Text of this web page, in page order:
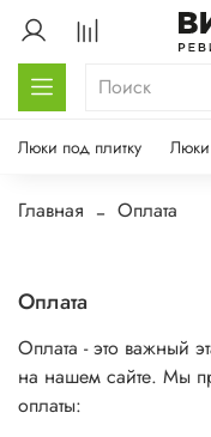
Люки под плитку Люки
Главная Оплата
Оплата
Оплата - это важный
на нашем сайте. Мы
оплаты: